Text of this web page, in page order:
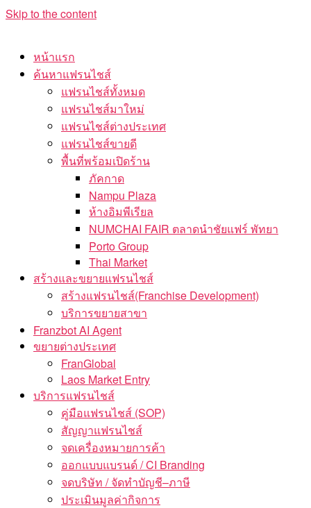
Skip to the content
หน้าแรก
ค้นหาแฟรนไชส์
แฟรนไชส์ทั้งหมด
แฟรนไชส์มาใหม่
แฟรนไชส์ต่างประเทศ
แฟรนไชส์ขายดี
พื้นที่พร้อมเปิดร้าน
ภัคกาด
Nampu Plaza
ห้างอิมพีเรียล
NUMCHAI FAIR ตลาดนำชัยแฟร์ พัทยา
Porto Group
Thai Market
สร้างและขยายแฟรนไชส์
สร้างแฟรนไชส์(Franchise Development)
บริการขยายสาขา
Franzbot AI Agent
ขยายต่างประเทศ
FranGlobal
Laos Market Entry
บริการแฟรนไชส์
คู่มือแฟรนไชส์ (SOP)
สัญญาแฟรนไชส์
จดเครื่องหมายการค้า
ออกแบบแบรนด์ / CI Branding
จดบริษัท / จัดทำบัญชี–ภาษี
ประเมินมูลค่ากิจการ